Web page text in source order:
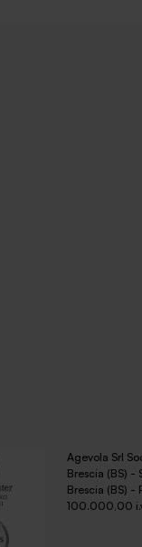
Agevola Srl
Brescia (BS) -
Brescia (BS) -
100.000,00